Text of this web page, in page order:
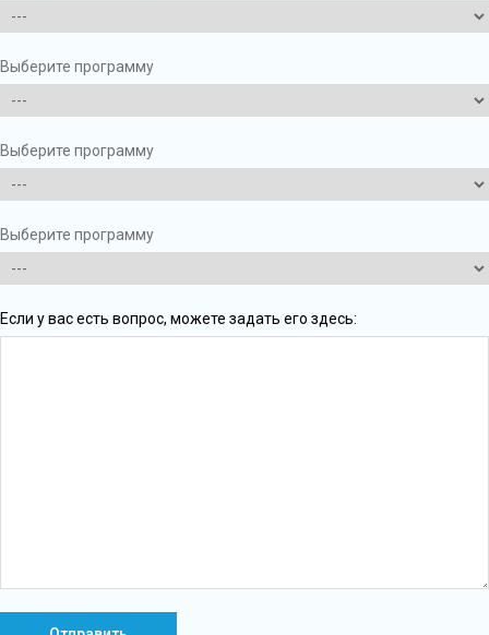
Выберите программу
Выберите программу
Выберите программу
Если у вас есть вопрос, можете задать его здесь: